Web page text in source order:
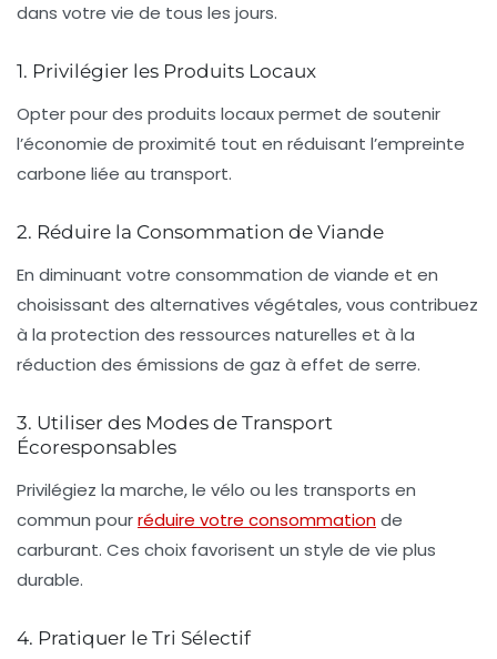
dans votre vie de tous les jours.
1. Privilégier les Produits Locaux
Opter pour des produits locauxpermet de soutenir
l’économie de proximité tout en réduisant l’empreinte
carbone liée au transport.
2. Réduire la Consommation de Viande
En diminuant votre consommation de viande et en
choisissant des alternatives végétales, vous contribuez
à la protection des ressources naturelles et à la
réduction des émissions de gaz à effet de serre.
3. Utiliser des Modes de Transport
Écoresponsables
Privilégiez la marche, le vélo ou les transports en
commun pourréduire votre consommationde
carburant. Ces choix favorisent un style de vie plus
durable.
4. Pratiquer le Tri Sélectif